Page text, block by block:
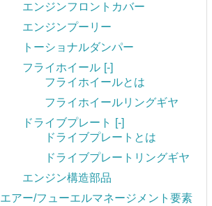
エンジンフロントカバー
エンジンプーリー
トーショナルダンパー
フライホイール [-]
フライホイールとは
フライホイールリングギヤ
ドライブプレート
[-]
ドライブプレートとは
ドライブプレートリングギヤ
エンジン構造部品
エアー/フューエルマネージメント要素